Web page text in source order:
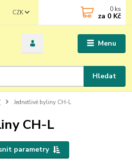
Menu
CZK
Hledat
0 ks
za 0 Kč
Jednotlivé byliny CH-L
CH-L
parametry